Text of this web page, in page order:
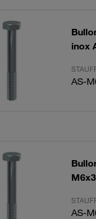
inox
AS-
AS-